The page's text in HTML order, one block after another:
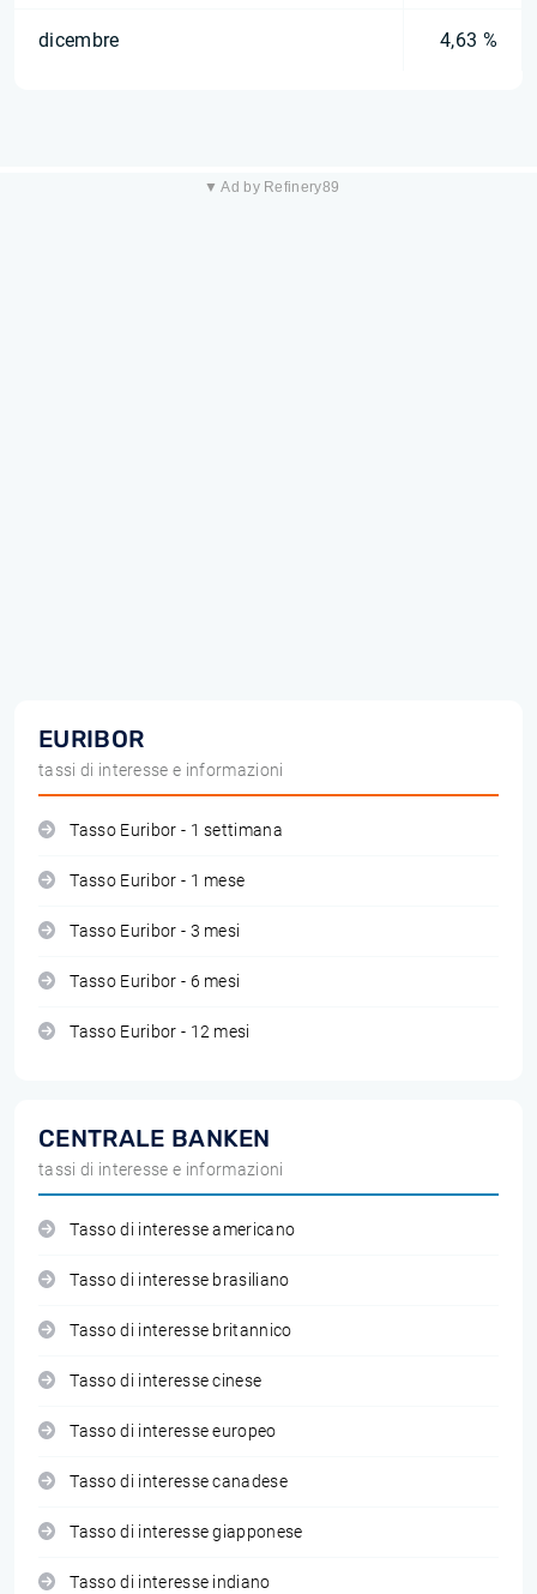
dicembre 4,63 %
▼ Ad by Refinery89
EURIBOR
tassi di interesse e informazioni
Tasso Euribor - 1 settimana
Tasso Euribor - 1 mese
Tasso Euribor - 3 mesi
Tasso Euribor - 6 mesi
Tasso Euribor - 12 mesi
CENTRALE BANKEN
tassi di interesse e informazioni
Tasso di interesse americano
Tasso di interesse brasiliano
Tasso di interesse britannico
Tasso di interesse cinese
Tasso di interesse europeo
Tasso di interesse canadese
Tasso di interesse giapponese
Tasso di interesse indiano